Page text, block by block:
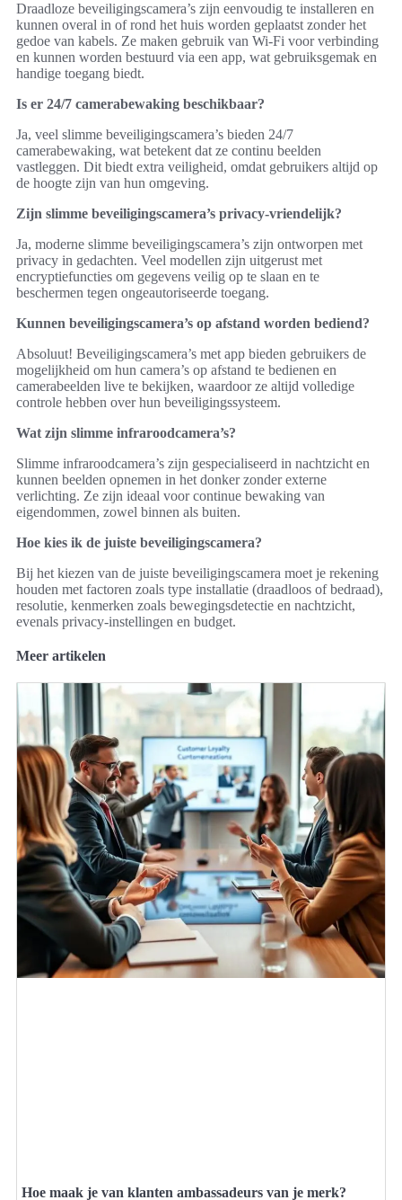
Draadloze beveiligingscamera’s zijn eenvoudig te installeren en
kunnen overal in of rond het huis worden geplaatst zonder het
gedoe van kabels. Ze maken gebruik van Wi-Fi voor verbinding
en kunnen worden bestuurd via een app, wat gebruiksgemak en
handige toegang biedt.
Is er 24/7 camerabewaking beschikbaar?
Ja, veel slimme beveiligingscamera’s bieden 24/7
camerabewaking, wat betekent dat ze continu beelden
vastleggen. Dit biedt extra veiligheid, omdat gebruikers altijd op
de hoogte zijn van hun omgeving.
Zijn slimme beveiligingscamera’s privacy-vriendelijk?
Ja, moderne slimme beveiligingscamera’s zijn ontworpen met
privacy in gedachten. Veel modellen zijn uitgerust met
encryptiefuncties om gegevens veilig op te slaan en te
beschermen tegen ongeautoriseerde toegang.
Kunnen beveiligingscamera’s op afstand worden bediend?
Absoluut! Beveiligingscamera’s met app bieden gebruikers de
mogelijkheid om hun camera’s op afstand te bedienen en
camerabeelden live te bekijken, waardoor ze altijd volledige
controle hebben over hun beveiligingssysteem.
Wat zijn slimme infraroodcamera’s?
Slimme infraroodcamera’s zijn gespecialiseerd in nachtzicht en
kunnen beelden opnemen in het donker zonder externe
verlichting. Ze zijn ideaal voor continue bewaking van
eigendommen, zowel binnen als buiten.
Hoe kies ik de juiste beveiligingscamera?
Bij het kiezen van de juiste beveiligingscamera moet je rekening
houden met factoren zoals type installatie (draadloos of bedraad),
resolutie, kenmerken zoals bewegingsdetectie en nachtzicht,
evenals privacy-instellingen en budget.
Meer artikelen
Hoe maak je van klanten ambassadeurs van je merk?